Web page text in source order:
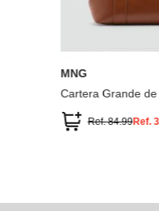
Parfois
Bolso tote de piel
Ref.69.90